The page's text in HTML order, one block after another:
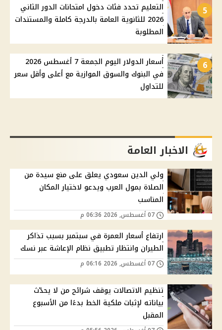
5
التعليم تحدد فئات دخول امتحانات الدور الثاني
2026 للثانوية العامة بالدرجة كاملة والمستندات
المطلوبة
6
أسعار الدولار اليوم الجمعة 7 أغسطس 2026
في البنوك والسوق الموازية مع أعلى وأقل سعر
للتداول
الاخبار العامة
ولي الدين سعودي يعلق على منع سيدة من
الصلاة بمول العرب ويدعو لاختيار المكان
المناسب
ارتفاع أسعار العمرة في سبتمبر بسبب تذاكر
الطيران وانتظار تطبيق نظام الإعاشة عبر نسك
تنظيم الاتصالات يوقف شرائح من لا يحدّث
بياناته لإثبات ملكية الخط بدءًا من الأسبوع
المقبل